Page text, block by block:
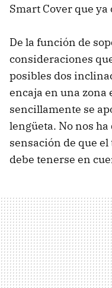
Smart Cover que
De la función de
consideraciones
posibles dos
encaja en una zona
sencillamente se
lengüeta. No nos
sensación de que
debe tenerse en